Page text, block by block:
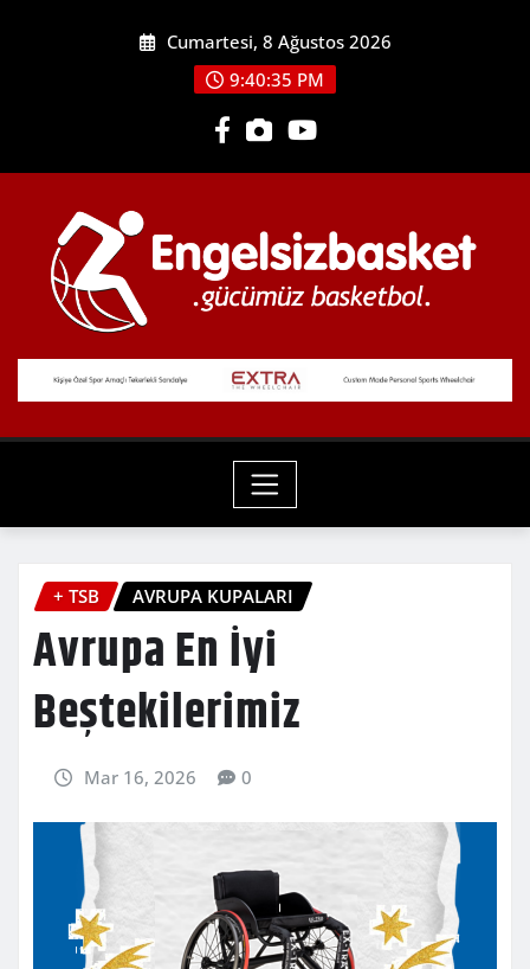
Cumartesi, 8 Ağustos 2026
9:40:37 PM
+ TSB AVRUPA KUPALARI
Avrupa En İyi
Beştekilerimiz
Mar 16, 2026 0